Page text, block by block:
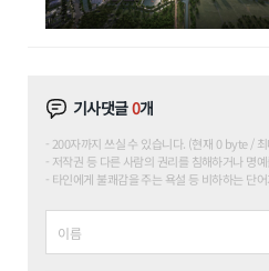
기사댓글0개
200자까지 쓰실 수 있습니다. (현재 0 byte /
저작권 등 다른 사람의 권리를 침해하거나 명
타인에게 불쾌감을 주는 욕설 등 비하하는 단